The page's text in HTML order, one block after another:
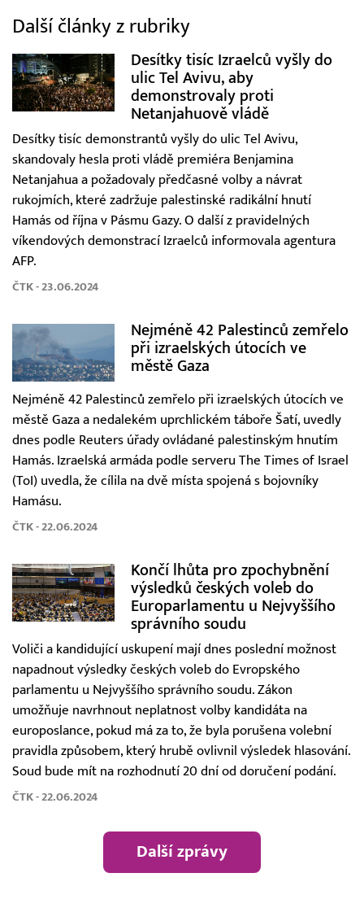
Další články z rubriky
Desítky tisíc Izraelců vyšly do
ulic Tel Avivu, aby
demonstrovaly proti
Netanjahuově vládě
Desítky tisíc demonstrantů vyšly do ulic Tel Avivu,
skandovaly hesla proti vládě premiéra Benjamina
Netanjahua a požadovaly předčasné volby a návrat
rukojmích, které zadržuje palestinské radikální hnutí
Hamás od října v Pásmu Gazy. O další z pravidelných
víkendových demonstrací Izraelců informovala agentura
AFP.
ČTK - 23.06.2024
Nejméně 42 Palestinců zemřelo
při izraelských útocích ve
městě Gaza
Nejméně 42 Palestinců zemřelo při izraelských útocích ve
městě Gaza a nedalekém uprchlickém táboře Šatí, uvedly
dnes podle Reuters úřady ovládané palestinským hnutím
Hamás. Izraelská armáda podle serveru The Times of Israel
(ToI) uvedla, že cílila na dvě místa spojená s bojovníky
Hamásu.
ČTK - 22.06.2024
Končí lhůta pro zpochybnění
výsledků českých voleb do
Europarlamentu u Nejvyššího
správního soudu
Voliči a kandidující uskupení mají dnes poslední možnost
napadnout výsledky českých voleb do Evropského
parlamentu u Nejvyššího správního soudu. Zákon
umožňuje navrhnout neplatnost volby kandidáta na
europoslance, pokud má za to, že byla porušena volební
pravidla způsobem, který hrubě ovlivnil výsledek hlasování.
Soud bude mít na rozhodnutí 20 dní od doručení podání.
ČTK - 22.06.2024
Další zprávy